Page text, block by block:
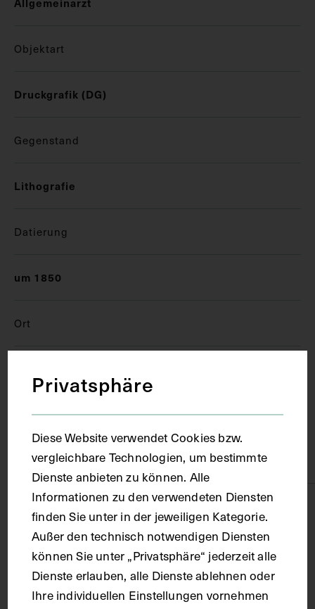
Objektart
Druckgrafik (DG)
Gegenstand
Lithografie
Datierung
um 1850
Ort
Material
Karton
Technik
Lithografie
Maße
Privatsphäre
Diese Website verwendet Cookies bzw.
vergleichbare Technologien, um bestimmte
Dienste anbieten zu können. Alle
Informationen zu den verwendeten Diensten
finden Sie unter in der jeweiligen Kategorie.
Außer den technisch notwendigen Diensten
können Sie unter „Privatsphäre“ jederzeit alle
Dienste erlauben, alle Dienste ablehnen oder
Ihre individuellen Einstellungen vornehmen